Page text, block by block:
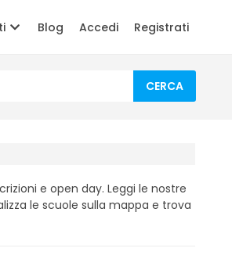
Blog Accedi Registrati
CERCA
e open day. Leggi le nostre
le scuole sulla mappa e trova